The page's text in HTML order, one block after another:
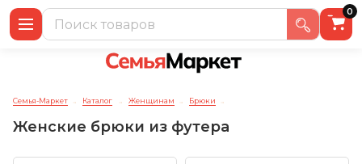
0
Семья-Маркет → Каталог → Женщинам → Брюки →
Женские брюки из футера